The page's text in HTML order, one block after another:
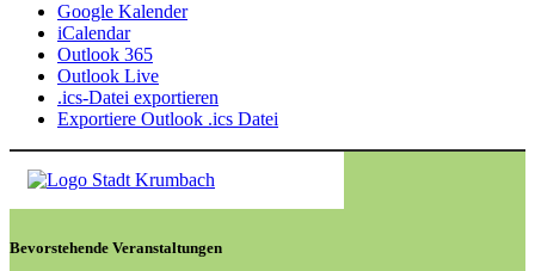
Google Kalender
iCalendar
Outlook 365
Outlook Live
.ics-Datei exportieren
Exportiere Outlook .ics Datei
Bevorstehende Veranstaltungen